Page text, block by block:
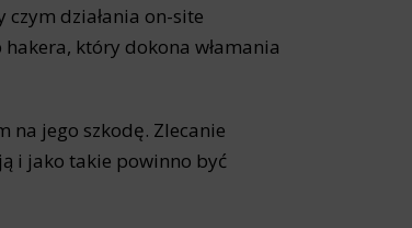
działania on-site
który dokona włamania
na jego szkodę. Zlecanie
i jako takie powinno być